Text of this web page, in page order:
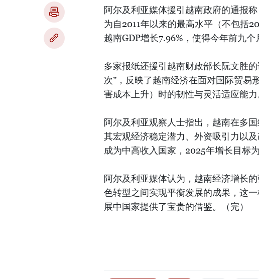
阿尔及利亚媒体援引越南政府的通报
为自2011年以来的最高水平（不包括
越南GDP增长7.96%，使得今年前九个
多家报纸还援引越南财政部长阮文胜
次”，反映了越南经济在面对国际贸易
害成本上升）时的韧性与灵活适应能力
阿尔及利亚观察人士指出，越南在多
其宏观经济稳定潜力、外资吸引力以
成为中高收入国家，2025年增长目标
阿尔及利亚媒体认为，越南经济增长
色转型之间实现平衡发展的成果，这
展中国家提供了宝贵的借鉴。（完）